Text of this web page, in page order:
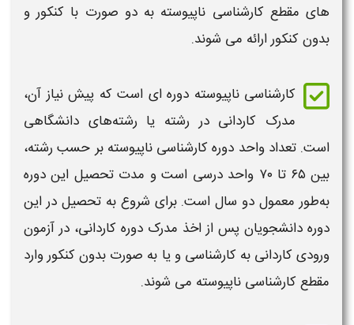
های مقطع کارشناسی ناپیوسته به دو صورت با کنکورو
بدون کنکورارائه می شوند.
کارشناسی ناپیوسته دوره‌ ای است که پیش‌ نیاز آن،
مدرک کاردانی در رشته یا رشته‌های دانشگاهی
است. تعداد واحد دوره کارشناسی ناپیوسته بر حسب رشته،
بین ۶۵ تا ۷۰ واحد درسی است و مدت تحصیل این دوره
به‌طور معمول دو سال است. برای شروع به تحصیل در این
دوره دانشجویان پس از اخذ مدرک دوره کاردانی، درآزمون
ورودی کاردانی به کارشناسی و یا به صورت بدون کنکوروارد
مقطع کارشناسی ناپیوسته می شوند.